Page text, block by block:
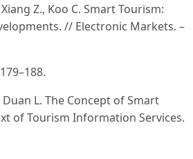
Z., Koo C. Smart Tourism:
// Electronic Markets. –
Duan L. The Concept of Smart
of Tourism Information Services.